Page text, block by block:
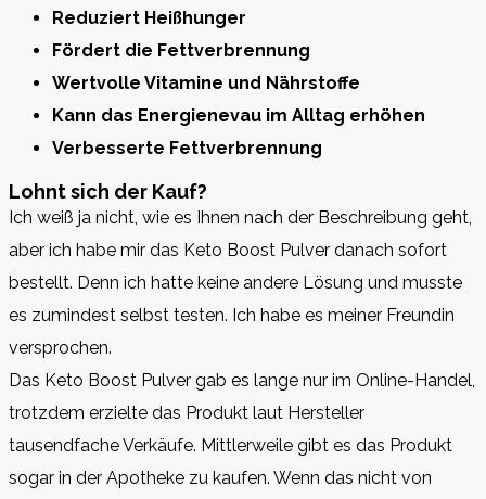
Reduziert Heißhunger
Fördert die Fettverbrennung
Wertvolle Vitamine und Nährstoffe
Kann das Energienevau im Alltag erhöhen
Verbesserte Fettverbrennung
Lohnt sich der Kauf?
Ich weiß ja nicht, wie es Ihnen nach der Beschreibung geht,
aber ich habe mir das Keto Boost Pulver danach sofort
bestellt. Denn ich hatte keine andere Lösung und musste
es zumindest selbst testen. Ich habe es meiner Freundin
versprochen.
Das Keto Boost Pulver gab es lange nur im Online-Handel,
trotzdem erzielte das Produkt laut Hersteller
tausendfache Verkäufe. Mittlerweile gibt es das Produkt
sogar in der Apotheke zu kaufen. Wenn das nicht von